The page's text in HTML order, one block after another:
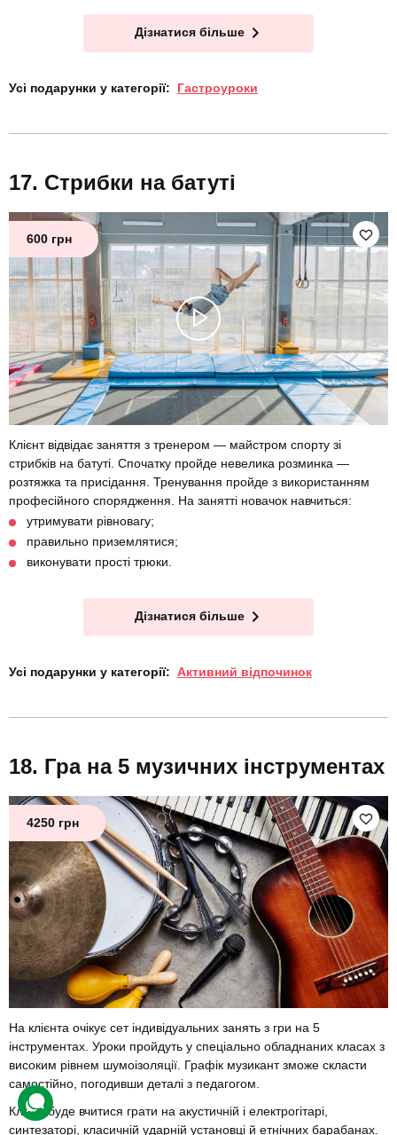
Дізнатися більше
Усі подарунки у категорії: Гастроуроки
Стрибки на батуті
600 грн
Клієнт відвідає заняття з тренером — майстром спорту зі
стрибків на батуті. Спочатку пройде невелика розминка —
розтяжка та присідання. Тренування пройде з використанням
професійного спорядження. На занятті новачок навчиться:
утримувати рівновагу;
правильно приземлятися;
виконувати прості трюки.
Дізнатися більше
Усі подарунки у категорії: Активний відпочинок
Гра на 5 музичних інструментах
4250 грн
На клієнта очікує сет індивідуальних занять з гри на 5
інструментах. Уроки пройдуть у спеціально обладнаних класах з
високим рівнем шумоізоляції. Графік музикант зможе скласти
самостійно, погодивши деталі з педагогом.
Клієнт буде вчитися грати на акустичній і електрогітарі,
синтезаторі, класичній ударній установці й етнічних барабанах.